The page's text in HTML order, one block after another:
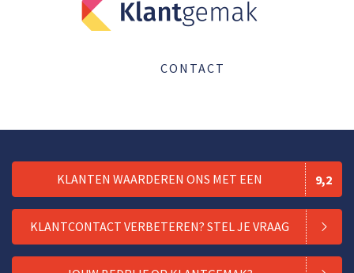
CONTACT
KLANTEN WAARDEREN ONS MET EEN 9,2
KLANTCONTACT VERBETEREN? STEL JE VRAAG